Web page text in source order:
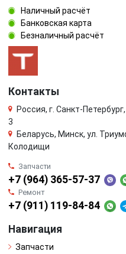
Наличный расчёт
Банковская карта
Безналичный расчёт
Контакты
Россия, г. Санкт-
3
Беларусь, Минск, ул.
Колодищи
Запчасти
+7 (964) 365-57-37
Ремонт
+7 (911) 119-84-84
Навигация
Запчасти